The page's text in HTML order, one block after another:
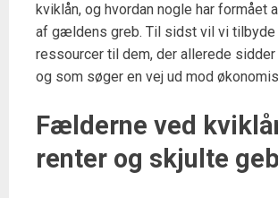
kviklån, og hvordan nogle har formået
af gældens greb. Til sidst vil vi
ressourcer til dem, der allerede
og som søger en vej ud mod
Fælderne ved
renter og skjulte